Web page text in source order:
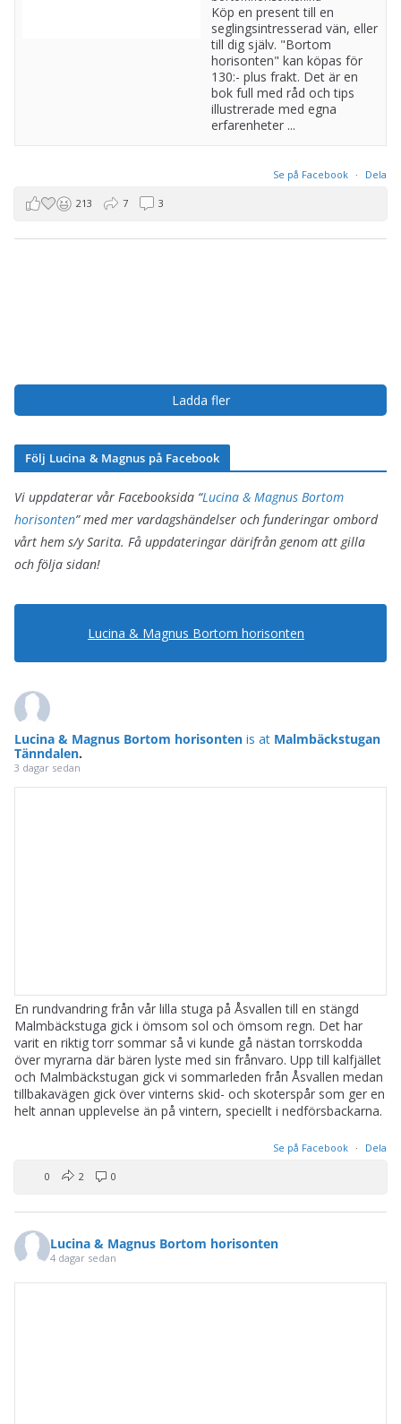
Köp en present till en
seglingsintresserad vän, eller
till dig själv. "Bortom
horisonten" kan köpas för
130:- plus frakt. Det är en
bok full med råd och tips
illustrerade med egna
erfarenheter ...
Se på Facebook · Dela
213 7 3
Ladda fler
Följ Lucina & Magnus på Facebook
Vi uppdaterar vår Facebooksida “Lucina & Magnus Bortom
horisonten” med mer vardagshändelser och funderingar ombord
vårt hem s/y Sarita. Få uppdateringar därifrån genom att gilla
och följa sidan!
Lucina & Magnus Bortom horisonten
Lucina & Magnus Bortom horisonten is at Malmbäckstugan
Tänndalen.
3 dagar sedan
En rundvandring från vår lilla stuga på Åsvallen till en stängd
Malmbäckstuga gick i ömsom sol och ömsom regn. Det har
varit en riktig torr sommar så vi kunde gå nästan torrskodda
över myrarna där bären lyste med sin frånvaro. Upp till kalfjället
och Malmbäckstugan gick vi sommarleden från Åsvallen medan
tillbakavägen gick över vinterns skid- och skoterspår som ger en
helt annan upplevelse än på vintern, speciellt i nedförsbackarna.
Se på Facebook · Dela
0 2 0
Lucina & Magnus Bortom horisonten
4 dagar sedan